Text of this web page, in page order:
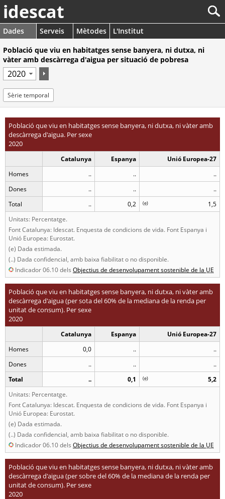
idescat
Dades Serveis Mètodes
L'Institut
Població que viu en habitatges sense banyera, ni dutxa, ni
vàter amb descàrrega d'aigua per situació de pobresa
Sèrie temporal
Població que viu en habitatges sense banyera, ni dutxa, ni vàter amb
descàrrega d'aigua. Per sexe
2020
Catalunya Espanya
Unió Europea-27
Homes
.. ..
..
Dones
.. ..
..
Total
.. 0,2 1,5
(e)
Unitats: Percentatge.
Font Catalunya: Idescat. Enquesta de condicions de vida. Font Espanya i
Unió Europea: Eurostat.
(e) Dada estimada.
(..) Dada confidencial, amb baixa fiabilitat o no disponible.
Indicador 06.10 dels Objectius de desenvolupament sostenible de la UE
Població que viu en habitatges sense banyera, ni dutxa, ni vàter amb
descàrrega d'aigua (per sota del 60% de la mediana de la renda per
unitat de consum). Per sexe
2020
Catalunya Espanya
Unió Europea-27
Homes
0,0 ..
..
Dones
.. ..
..
Total
.. 0,1 5,2
(e)
Unitats: Percentatge.
Font Catalunya: Idescat. Enquesta de condicions de vida. Font Espanya i
Unió Europea: Eurostat.
(e) Dada estimada.
(..) Dada confidencial, amb baixa fiabilitat o no disponible.
Indicador 06.10 dels Objectius de desenvolupament sostenible de la UE
Població que viu en habitatges sense banyera, ni dutxa, ni vàter amb
descàrrega d'aigua (per sobre del 60% de la mediana de la renda per
unitat de consum). Per sexe
2020